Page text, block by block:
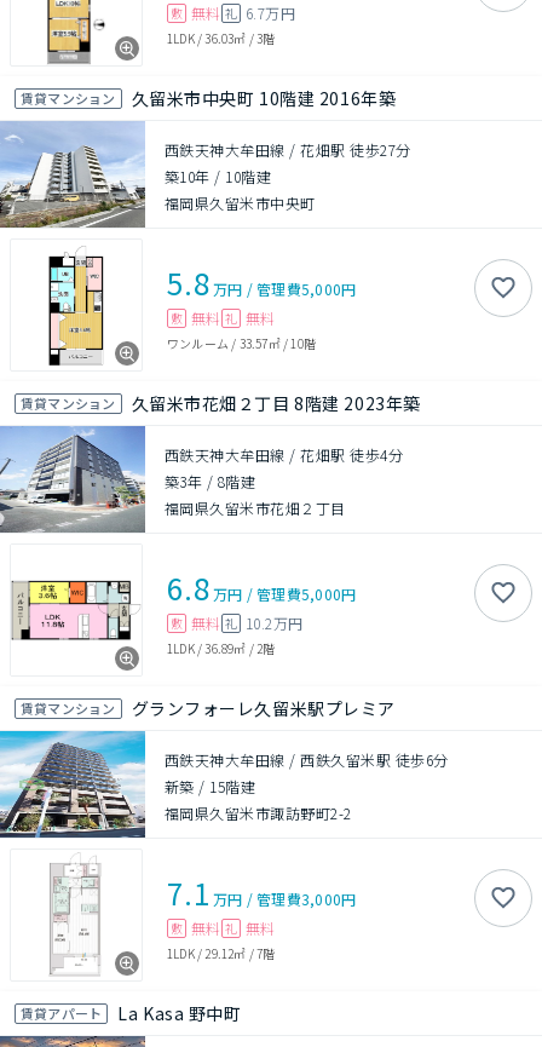
敷 無料 礼 6.7万円
1LDK/36.03㎡ /3階
賃貸マンション 久留米市中央町 10階建 2016年築
西鉄天神大牟田線 / 花畑駅 徒歩27分
築10年 / 10階建
福岡県久留米市中央町
5.8万円 /管理費5,000円
敷 無料 礼 無料
ワンルーム / 33.57㎡/ 10階
賃貸マンション 久留米市花畑２丁目 8階建 2023年築
西鉄天神大牟田線 / 花畑駅 徒歩4分
築3年 / 8階建
福岡県久留米市花畑２丁目
6.8万円 /管理費5,000円
敷 無料 礼 10.2万円
1LDK/36.89㎡ / 2階
賃貸マンション グランフォーレ久留米駅プレミア
西鉄天神大牟田線 / 西鉄久留米駅 徒歩6分
新築 / 15階建
福岡県久留米市諏訪野町2-2
7.1 万円 /管理費3,000円
敷 無料 礼 無料
1LDK/ 29.12㎡ /7階
賃貸アパート La Kasa 野中町